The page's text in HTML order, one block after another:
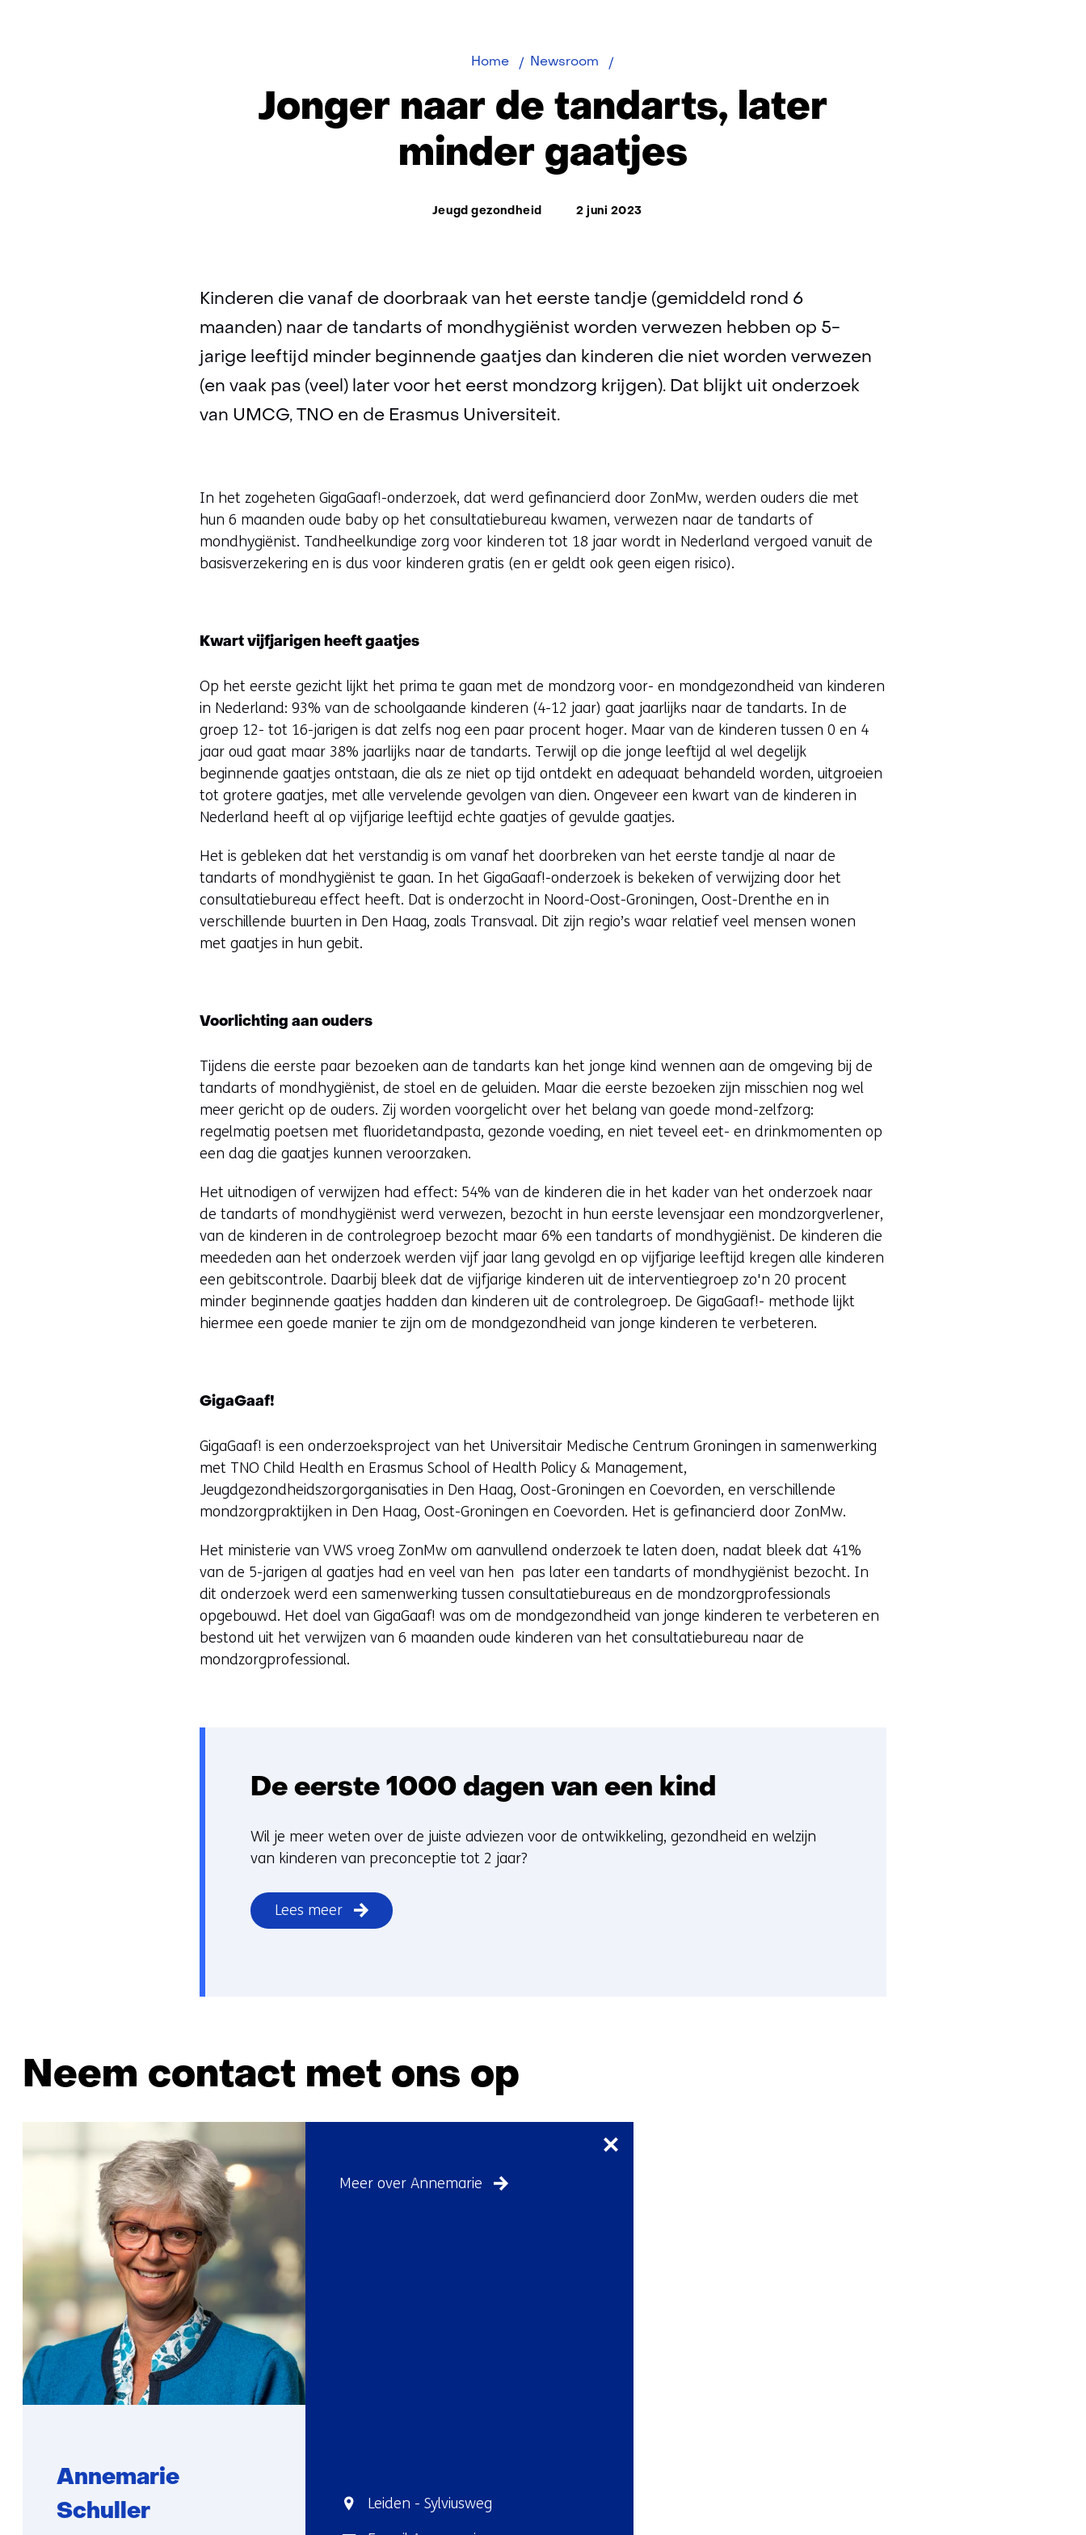
Home Newsroom
de
later
minder
Jonger naar de tandarts, later
minder gaatjes
Thema:
Jeugd gezondheid 2 juni 2023
Kinderen die vanaf de doorbraak van het eerste tandje (gemiddeld rond 6
maanden) naar de tandarts of mondhygiënist worden verwezen hebben op 5-
jarige leeftijd minder beginnende gaatjes dan kinderen die niet worden verwezen
(en vaak pas (veel) later voor het eerst mondzorg krijgen). Dat blijkt uit onderzoek
van UMCG, TNO en de Erasmus Universiteit.
In het zogeheten GigaGaaf!-onderzoek, dat werd gefinancierd door ZonMw, werden ouders die met
hun 6 maanden oude baby op het consultatiebureau kwamen, verwezen naar de tandarts of
mondhygiënist. Tandheelkundige zorg voor kinderen tot 18 jaar wordt in Nederland vergoed vanuit de
basisverzekering en is dus voor kinderen gratis (en er geldt ook geen eigen risico).
Kwart vijfjarigen heeft gaatjes
Op het eerste gezicht lijkt het prima te gaan met de mondzorg voor- en mondgezondheid van kinderen
in Nederland: 93% van de schoolgaande kinderen (4-12 jaar) gaat jaarlijks naar de tandarts. In de
groep 12- tot 16-jarigen is dat zelfs nog een paar procent hoger. Maar van de kinderen tussen 0 en 4
jaar oud gaat maar 38% jaarlijks naar de tandarts. Terwijl op die jonge leeftijd al wel degelijk
beginnende gaatjes ontstaan, die als ze niet op tijd ontdekt en adequaat behandeld worden, uitgroeien
tot grotere gaatjes, met alle vervelende gevolgen van dien. Ongeveer een kwart van de kinderen in
Nederland heeft al op vijfjarige leeftijd echte gaatjes of gevulde gaatjes.
Het is gebleken dat het verstandig is om vanaf het doorbreken van het eerste tandje al naar de
tandarts of mondhygiënist te gaan. In het GigaGaaf!-onderzoek is bekeken of verwijzing door het
consultatiebureau effect heeft. Dat is onderzocht in Noord-Oost-Groningen, Oost-Drenthe en in
verschillende buurten in Den Haag, zoals Transvaal. Dit zijn regio’s waar relatief veel mensen wonen
met gaatjes in hun gebit.
Voorlichting aan ouders
Tijdens die eerste paar bezoeken aan de tandarts kan het jonge kind wennen aan de omgeving bij de
tandarts of mondhygiënist, de stoel en de geluiden. Maar die eerste bezoeken zijn misschien nog wel
meer gericht op de ouders. Zij worden voorgelicht over het belang van goede mond-zelfzorg:
regelmatig poetsen met fluoridetandpasta, gezonde voeding, en niet teveel eet- en drinkmomenten op
een dag die gaatjes kunnen veroorzaken.
Het uitnodigen of verwijzen had effect: 54% van de kinderen die in het kader van het onderzoek naar
de tandarts of mondhygiënist werd verwezen, bezocht in hun eerste levensjaar een mondzorgverlener,
van de kinderen in de controlegroep bezocht maar 6% een tandarts of mondhygiënist. De kinderen die
meededen aan het onderzoek werden vijf jaar lang gevolgd en op vijfjarige leeftijd kregen alle kinderen
een gebitscontrole. Daarbij bleek dat de vijfjarige kinderen uit de interventiegroep zo'n 20 procent
minder beginnende gaatjes hadden dan kinderen uit de controlegroep. De GigaGaaf!- methode lijkt
hiermee een goede manier te zijn om de mondgezondheid van jonge kinderen te verbeteren.
GigaGaaf!
GigaGaaf! is een onderzoeksproject van het Universitair Medische Centrum Groningen in samenwerking
met TNO Child Health en Erasmus School of Health Policy & Management,
Jeugdgezondheidszorgorganisaties in Den Haag, Oost-Groningen en Coevorden, en verschillende
mondzorgpraktijken in Den Haag, Oost-Groningen en Coevorden. Het is gefinancierd door ZonMw.
Het ministerie van VWS vroeg ZonMw om aanvullend onderzoek te laten doen, nadat bleek dat 41%
van de 5-jarigen al gaatjes had en veel van hen pas later een tandarts of mondhygiënist bezocht. In
dit onderzoek werd een samenwerking tussen consultatiebureaus en de mondzorgprofessionals
opgebouwd. Het doel van GigaGaaf! was om de mondgezondheid van jonge kinderen te verbeteren en
bestond uit het verwijzen van 6 maanden oude kinderen van het consultatiebureau naar de
mondzorgprofessional.
De eerste 1000 dagen van een kind
Wil je meer weten over de juiste adviezen voor de ontwikkeling, gezondheid en welzijn
van kinderen van preconceptie tot 2 jaar?
Lees meer
Neem contact met ons op
Annemarie
Schuller
Meer over Annemarie
Standplaats:
Leiden - Sylviusweg